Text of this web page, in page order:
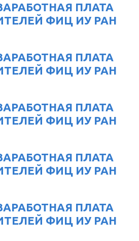
ПЛАТА
ФИЦ ИУ РАН
ПЛАТА
ФИЦ ИУ РАН
ПЛАТА
ФИЦ ИУ РАН
ПЛАТА
ФИЦ ИУ РАН
ПЛАТА
ФИЦ ИУ РАН